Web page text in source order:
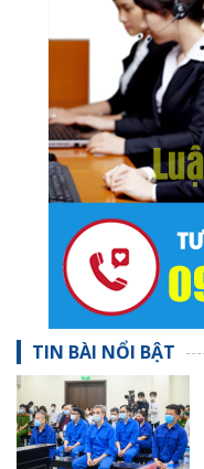
TIN BÀI NỔI BẬT